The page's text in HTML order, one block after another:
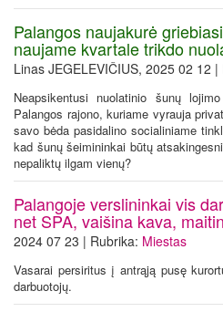
Palangos naujakurė
naujame kvartale trikdo
Linas JEGELEVIČIUS, 2025 02 12 |
Neapsikentusi nuolatinio šunų
Palangos rajono, kuriame vyrauja
savo bėda pasidalino socialiniame
kad šunų šeimininkai būtų
nepaliktų ilgam vienų?
Palangoje verslininkai vis
net SPA, vaišina kava,
2024 07 23 | Rubrika: Miestas
Vasarai persiritus į antrąją pusę
darbuotojų.